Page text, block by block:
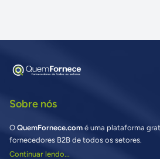
Sobre nós
O QuemFornece.com é uma plataforma
fornecedores B2B de todos os setores.
Continuar lendo...